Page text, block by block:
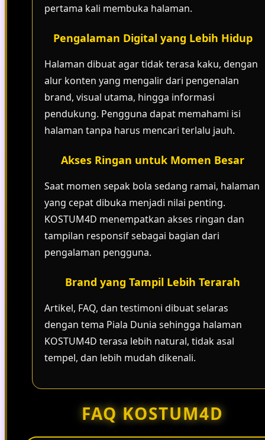
pertama kali membuka halaman.
Pengalaman Digital yang Lebih Hidup
Halaman dibuat agar tidak terasa kaku, dengan
alur konten yang mengalir dari pengenalan
brand, visual utama, hingga informasi
pendukung. Pengguna dapat memahami isi
halaman tanpa harus mencari terlalu jauh.
Akses Ringan untuk Momen Besar
Saat momen sepak bola sedang ramai, halaman
yang cepat dibuka menjadi nilai penting.
KOSTUM4D menempatkan akses ringan dan
tampilan responsif sebagai bagian dari
pengalaman pengguna.
Brand yang Tampil Lebih Terarah
Artikel, FAQ, dan testimoni dibuat selaras
dengan tema Piala Dunia sehingga halaman
KOSTUM4D terasa lebih natural, tidak asal
tempel, dan lebih mudah dikenali.
FAQ KOSTUM4D